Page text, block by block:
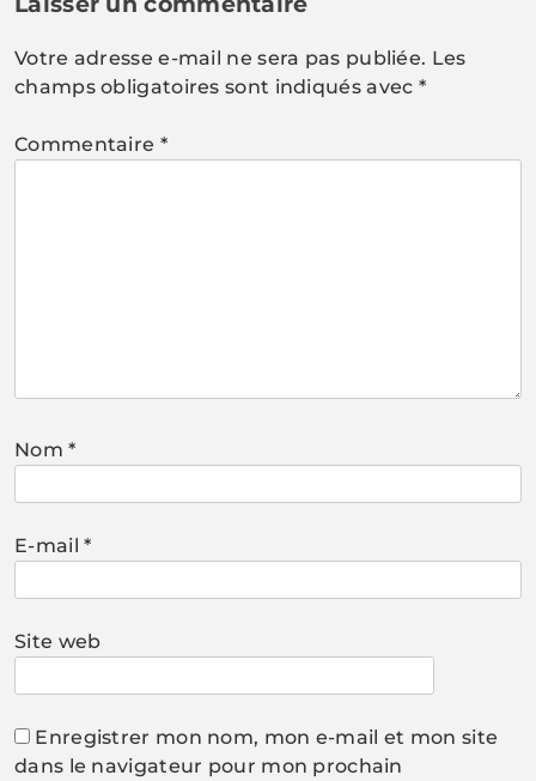
Votre adresse e-mail ne sera pas publiée. Les
champs obligatoires sont indiqués avec *
Commentaire *
Nom*
E-mail*
Site web
Enregistrer mon nom, mon e-mail et mon site
dans le navigateur pour mon prochain